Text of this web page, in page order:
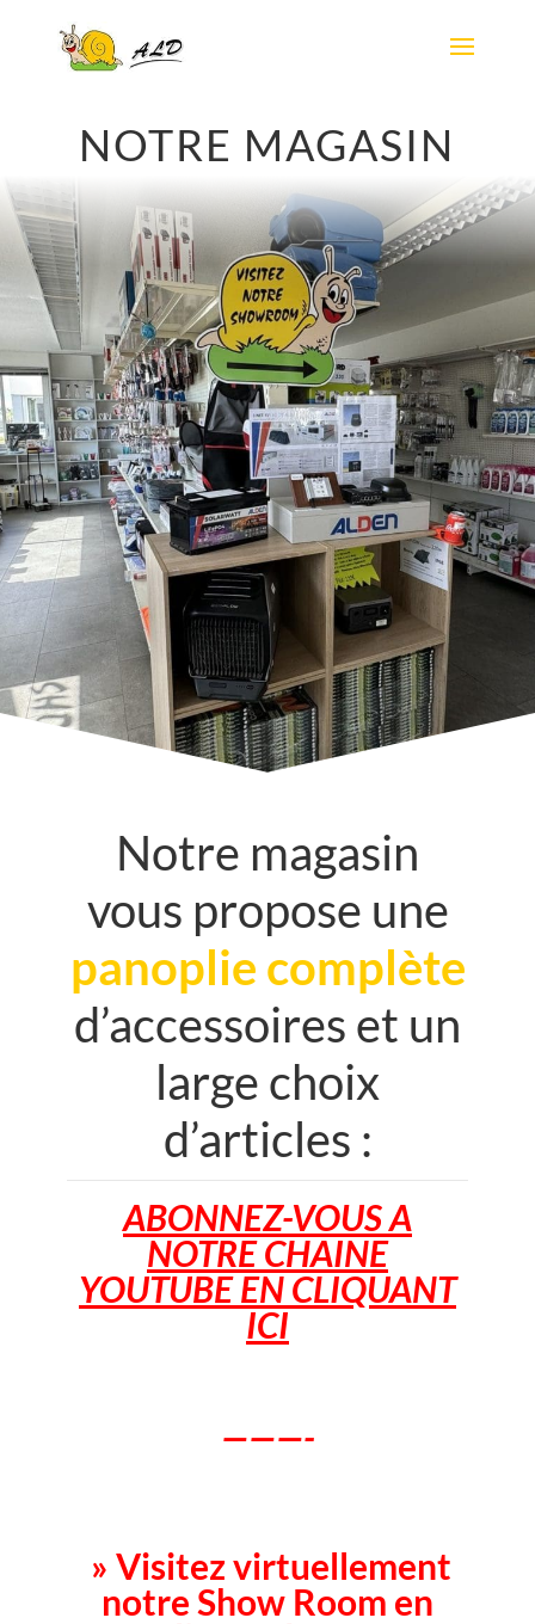
NOTRE MAGASIN
Notre magasin
vous propose une
panoplie complète
d’accessoires et un
large choix
d’articles :
ABONNEZ-VOUS A
NOTRE CHAINE
YOUTUBE EN CLIQUANT
ICI
———-
» Visitez virtuellement
notre Show Room en